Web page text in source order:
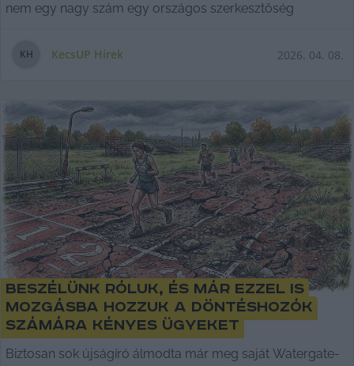
nem egy nagy szám egy országos szerkesztőség
KH KecsUP Hírek 2026. 04. 08.
Beszélünk róluk, és már ezzel is
mozgásba hozzuk a döntéshozók
számára kényes ügyeket
Biztosan sok újságíró álmodta már meg saját Watergate-